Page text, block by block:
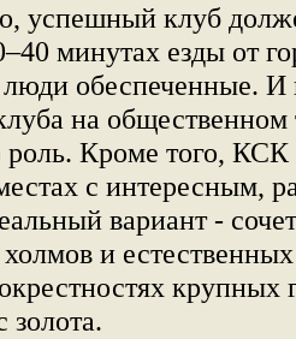
успешный клуб
минутах езды от
люди обеспеченные. И
на общественном
Кроме того, КСК
с интересным,
вариант -
и
крупных
золота.